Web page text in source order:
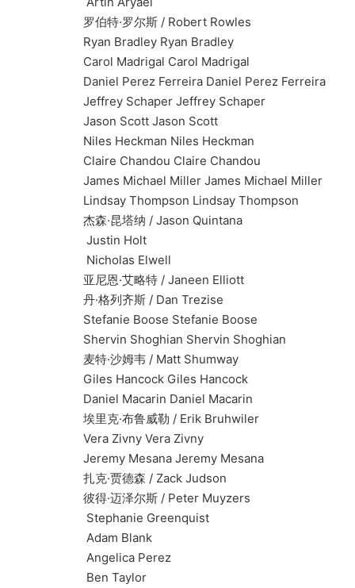
罗伯特·罗尔斯 / Robert Rowles
Ryan Bradley Ryan Bradley
Carol Madrigal Carol Madrigal
Daniel Perez Ferreira Daniel Perez Ferreira
Jeffrey Schaper Jeffrey Schaper
Jason Scott Jason Scott
Niles Heckman Niles Heckman
Claire Chandou Claire Chandou
James Michael Miller James Michael Miller
Lindsay Thompson Lindsay Thompson
杰森·昆塔纳 / Jason Quintana
Justin Holt
Nicholas Elwell
亚尼恩·艾略特 / Janeen Elliott
丹·格列齐斯 / Dan Trezise
Stefanie Boose Stefanie Boose
Shervin Shoghian Shervin Shoghian
麦特·沙姆韦 / Matt Shumway
Giles Hancock Giles Hancock
Daniel Macarin Daniel Macarin
埃里克·布鲁威勒 / Erik Bruhwiler
Vera Zivny Vera Zivny
Jeremy Mesana Jeremy Mesana
扎克·贾德森 / Zack Judson
彼得·迈泽尔斯 / Peter Muyzers
Stephanie Greenquist
Adam Blank
Angelica Perez
Ben Taylor